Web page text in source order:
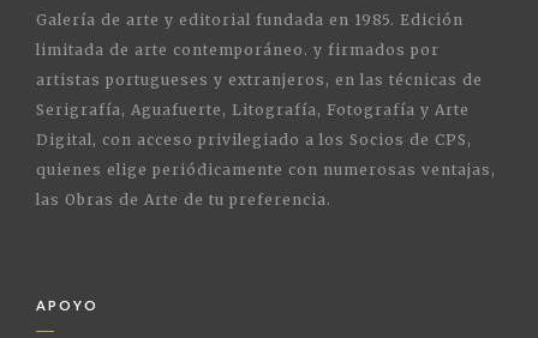
Galería de arte y editorial fundada en 1985. Edición
limitada de arte contemporáneo. y firmados por
artistas portugueses y extranjeros, en las técnicas de
Serigrafía, Aguafuerte, Litografía, Fotografía y Arte
Digital, con acceso privilegiado a los Socios de CPS,
quienes elige periódicamente con numerosas ventajas,
las Obras de Arte de tu preferencia.
APOYO